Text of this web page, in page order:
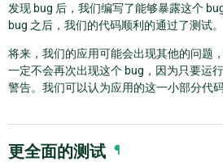
发现 bug 后，我们编写了能够暴露这个
bug 之后，我们的代码顺利的通过了测试。
将来，我们的应用可能会出现其他的问题
一定不会再次出现这个 bug，因为只要运
警告。我们可以认为应用的这一小部分代
更全面的测试 ¶